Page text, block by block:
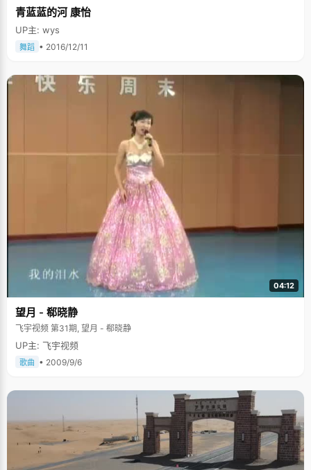
青蓝蓝的河 康怡
UP主: wys
舞蹈 • 2016/12/11
04:12
望月 - 郗晓静
飞宇视频 第31期, 望月 - 郗晓静
UP主: 飞宇视频
歌曲 • 2009/9/6